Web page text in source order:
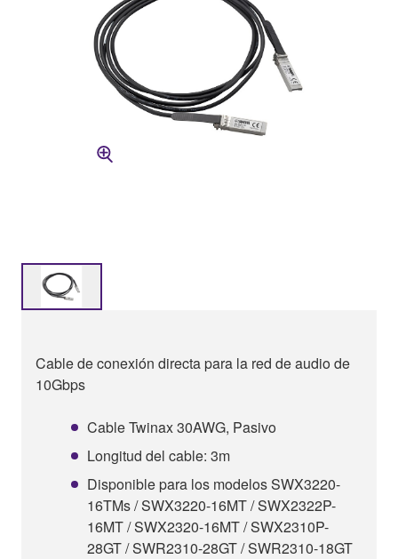
Cable de conexión directa para la red de audio de
10Gbps
Cable Twinax 30AWG, Pasivo
Longitud del cable: 3m
Disponible para los modelos SWX3220-
16TMs / SWX3220-16MT / SWX2322P-
16MT / SWX2320-16MT / SWX2310P-
28GT / SWR2310-28GT / SWR2310-18GT